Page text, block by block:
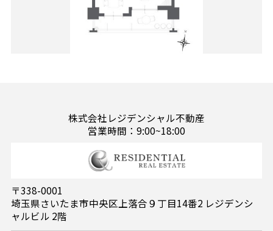
株式会社レジデンシャル不動産
営業時間：9:00~18:00
〒338-0001
埼玉県さいたま市中央区上落合９丁目14番2 レジデンシ
ャルビル 2階